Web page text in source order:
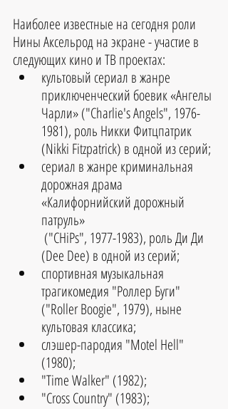
Наиболее известные на сегодня роли
Нины Аксельрод на экране - участие в
следующих кино и ТВ проектах:
культовый сериал в жанре
приключенческий боевик «Ангелы
Чарли» ("Charlie's Angels", 1976-
1981), роль Никки Фитцпатрик
(Nikki Fitzpatrick) в одной из серий;
сериал в жанре криминальная
дорожная драма
«Калифорнийский дорожный
патруль»
(Dee Dee) в одной из серий;
спортивная музыкальная
трагикомедия "Роллер Буги"
("Roller Boogie", 1979), ныне
культовая классика;
слэшер-пародия "Motel Hell"
(1980);
"Time Walker" (1982);
"Cross Country" (1983);